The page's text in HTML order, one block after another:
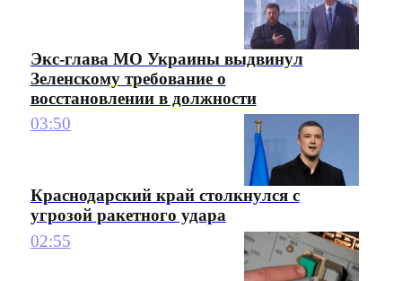
Экс-глава МО Украины выдвинул
Зеленскому требование о
восстановлении в должности
03:50
Краснодарский край столкнулся с
угрозой ракетного удара
02:55